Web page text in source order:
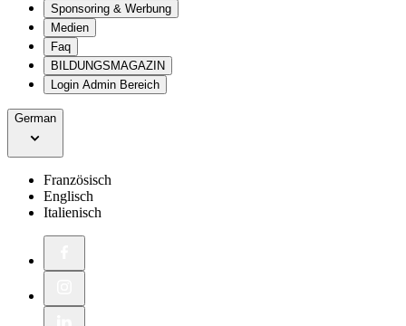
Sponsoring & Werbung
Medien
Faq
BILDUNGSMAGAZIN
Login Admin Bereich
German
Französisch
Englisch
Italienisch